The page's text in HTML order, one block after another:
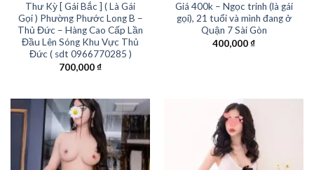
Thư Kỳ [ Gái Bắc ] ( Là Gái
Gọi ) Phường Phước Long B –
Thủ Đức – Hàng Cao Cấp Lần
Đầu Lên Sóng Khu Vực Thủ
Đức ( sdt 0966770285 )
700,000₫
Giá 400k – Ngọc trinh (là gái
gọi), 21 tuổi và mình đang ở
Quận 7 Sài Gòn
400,000₫